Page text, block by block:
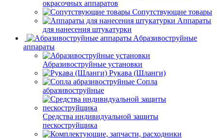
окрасочных аппаратов
Сопутствующие товары
Аппараты
для нанесения штукатурки
Aбразивоструйные
аппараты
Абразивоструйные установки
Рукава (Шланги)
Сопла
абразивоструйные
Средства индивидуальной защиты
пескоструйщика